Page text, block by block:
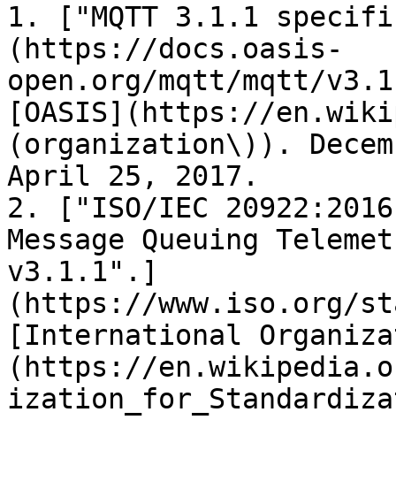
1. ["MQTT 3.1.1
(https://docs.oasis-
open.org/mqtt/mqtt/
[OASIS](https://
(organization\)).
April 25, 2017.
2. ["ISO/IEC
Message Queuing
v3.1.1".]
(https://www.iso.org/
[International
(https://